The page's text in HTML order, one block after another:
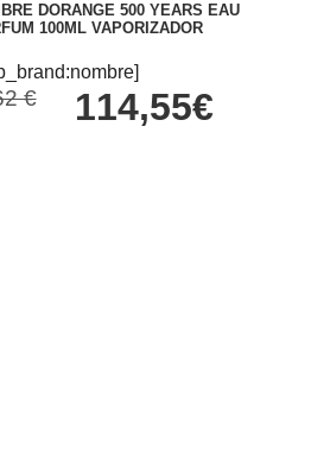
DORANGE 500 YEARS EAU
100ML VAPORIZADOR
€ 114,55€